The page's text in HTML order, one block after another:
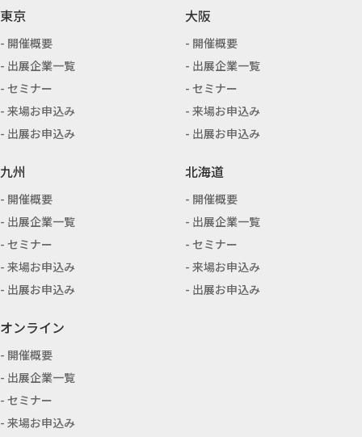
東京
開催概要
出展企業一覧
セミナー
来場お申込み
出展お申込み
大阪
開催概要
出展企業一覧
セミナー
来場お申込み
出展お申込み
九州
開催概要
出展企業一覧
セミナー
来場お申込み
出展お申込み
北海道
開催概要
出展企業一覧
セミナー
来場お申込み
出展お申込み
オンライン
開催概要
出展企業一覧
セミナー
来場お申込み